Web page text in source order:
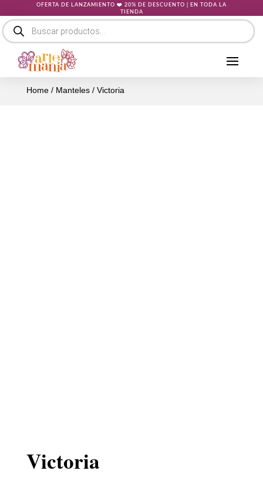
OFERTA DE LANZAMIENTO ❤️ 20% DE DESCUENTO | EN TODA LA
TIENDA
Búsqueda
productos
Home/ Manteles/ Victoria
Victoria